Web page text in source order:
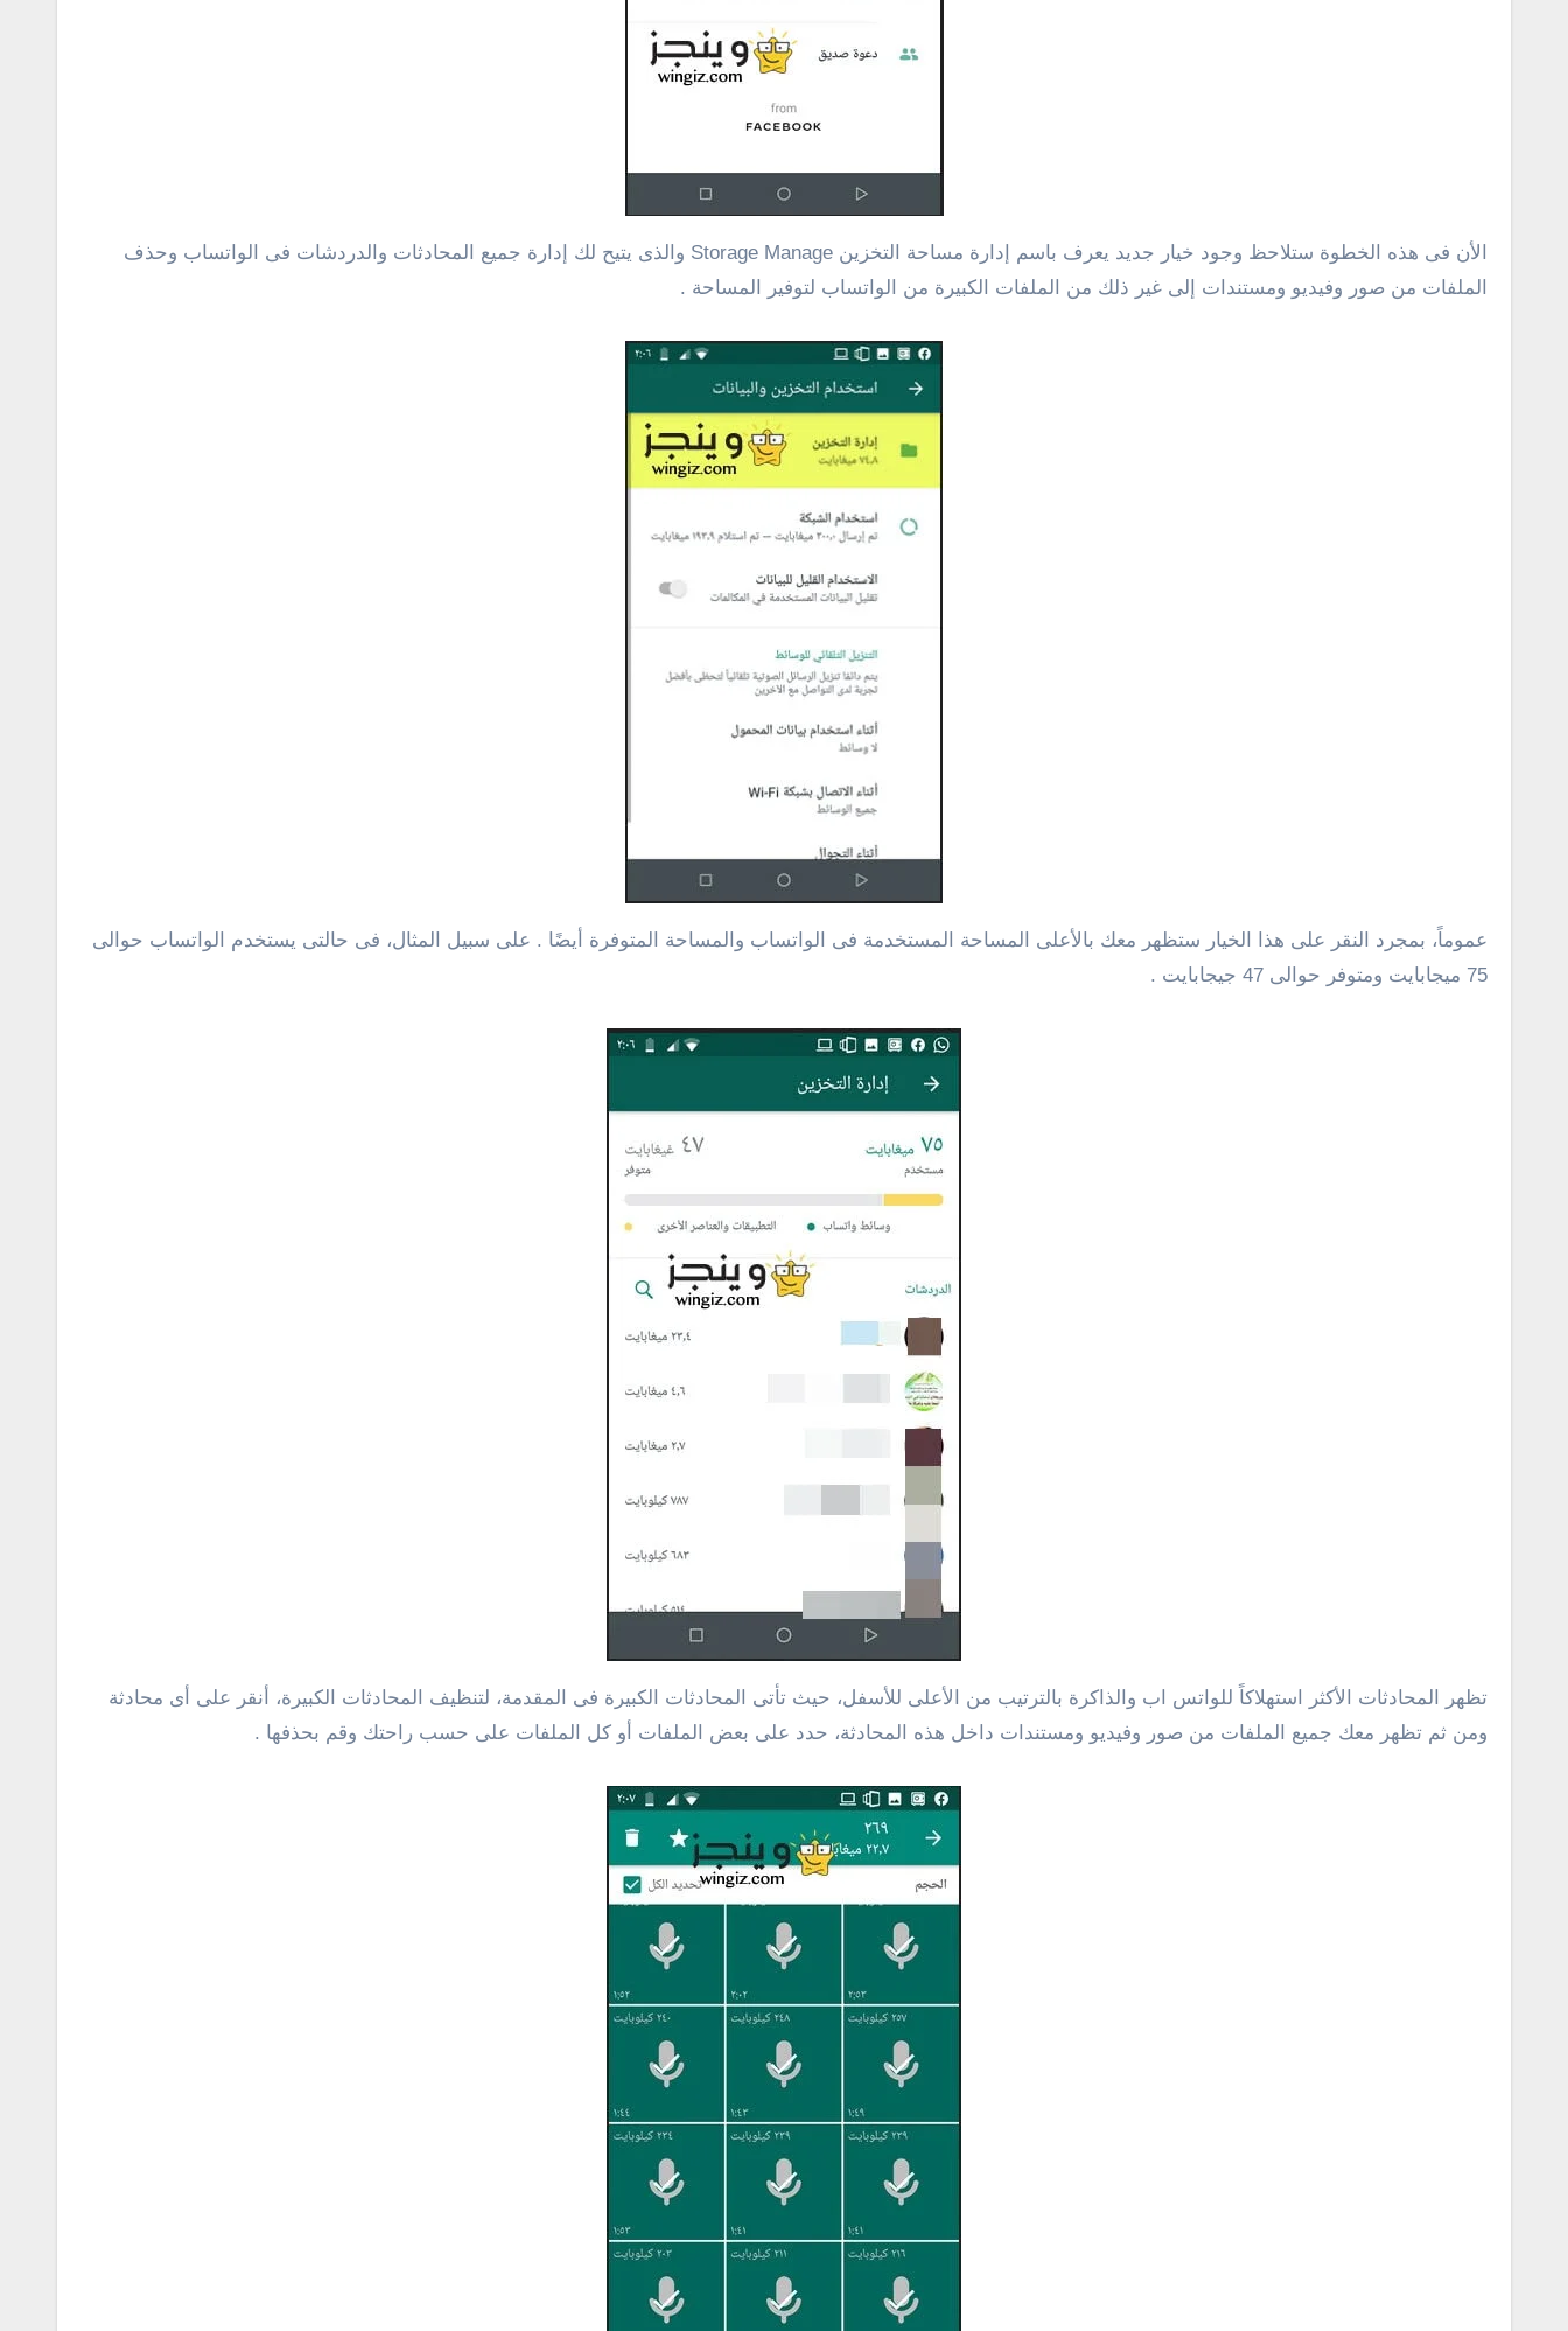
الأن فى هذه الخطوة ستلاحظ وجود خيار جديد يعرف باسم إدارة مساحة التخزين Storage Manage والذى يتيح لك إدارة جميع المحادثات والدردشات فى الواتساب وحذف
الملفات من صور وفيديو ومستندات إلى غير ذلك من الملفات الكبيرة من الواتساب لتوفير المساحة .
عموماً، بمجرد النقر على هذا الخيار ستظهر معك بالأعلى المساحة المستخدمة فى الواتساب والمساحة المتوفرة أيضًا . على سبيل المثال، فى حالتى يستخدم الواتساب حوالى
75 ميجابايت ومتوفر حوالى 47 جيجابايت .
تظهر المحادثات الأكثر استهلاكاً للواتس اب والذاكرة بالترتيب من الأعلى للأسفل، حيث تأتى المحادثات الكبيرة فى المقدمة، لتنظيف المحادثات الكبيرة، أنقر على أى محادثة
ومن ثم تظهر معك جميع الملفات من صور وفيديو ومستندات داخل هذه المحادثة، حدد على بعض الملفات أو كل الملفات على حسب راحتك وقم بحذفها .